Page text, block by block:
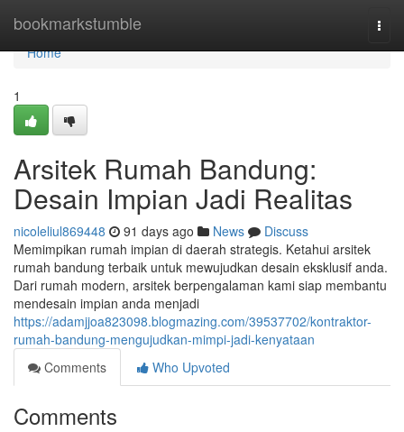
bookmarkstumble
Home
Home
1
Arsitek Rumah Bandung:
Desain Impian Jadi Realitas
nicoleliul869448 91 days ago News
Discuss
Memimpikan rumah impian di daerah strategis. Ketahui arsitek
rumah bandung terbaik untuk mewujudkan desain eksklusif anda.
Dari rumah modern, arsitek berpengalaman kami siap membantu
mendesain impian anda menjadi
https://adamjjoa823098.blogmazing.com/39537702/kontraktor-
rumah-bandung-mengujudkan-mimpi-jadi-kenyataan
Comments
Who Upvoted
Comments